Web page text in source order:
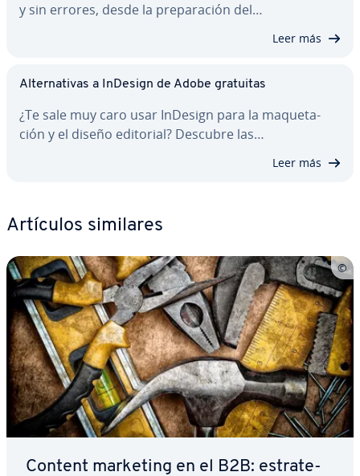
y sin errores, desde la pre­pa­ra­ción del…
Leer más
Al­te­r­na­ti­vas a InDesign de Adobe gratuitas
¿Te sale muy caro usar InDesign para la ma­que­ta­
ción y el diseño editorial? Descubre las…
Leer más
Artículos similares
Content marketing en el B2B: es­tra­te­